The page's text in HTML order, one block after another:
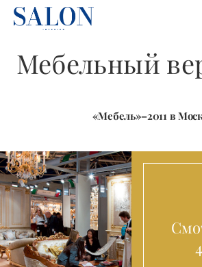
Мебельный
«Мебель»–2011 в